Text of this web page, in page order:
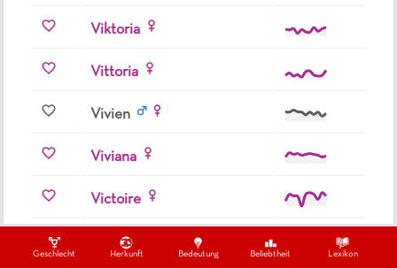
Geschlecht Herkunft Bedeutung Beliebtheit Lexikon
Viktoria
Vittoria
Vivien
Viviana
Victoire
Viviane